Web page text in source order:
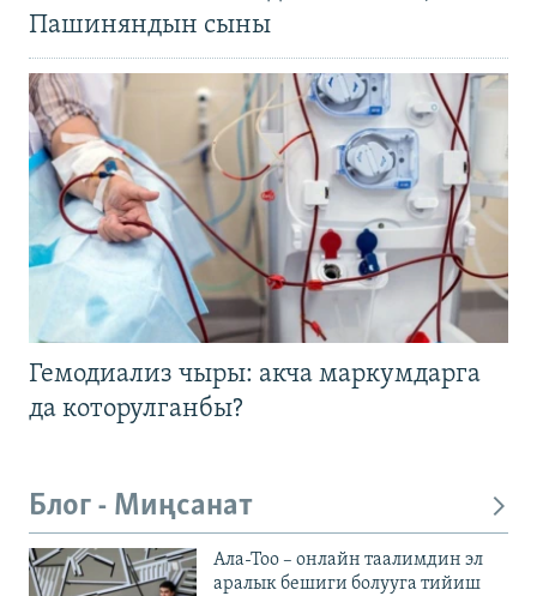
Пашиняндын сыны
Гемодиализ чыры: акча маркумдарга
да которулганбы?
Блог - Миңсанат
Ала-Тоо – онлайн таалимдин эл
аралык бешиги болууга тийиш